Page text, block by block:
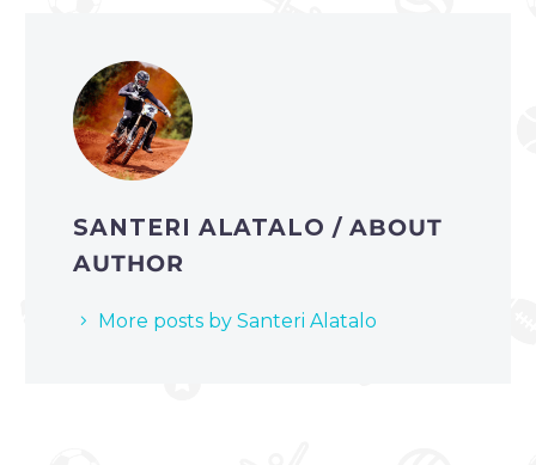
SANTERI ALATALO/ ABOUT
AUTHOR
More posts by Santeri Alatalo